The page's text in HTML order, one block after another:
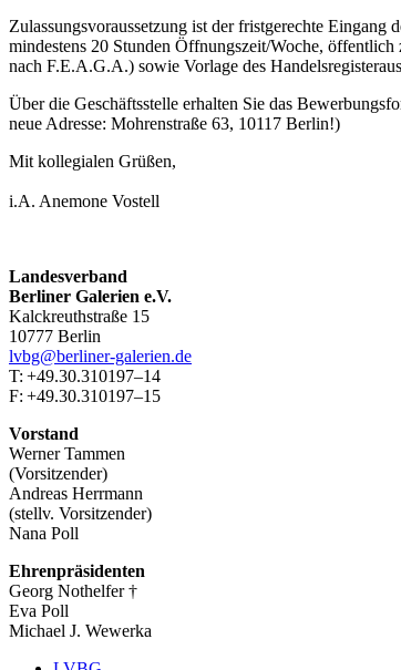
Zulassungsvoraussetzung ist der fristgerechte
mindestens 20 Stunden Öffnungszeit/Woche,
nach F.E.A.G.A.) sowie Vorlage des
Über die Geschäftsstelle erhalten Sie das
neue Adresse: Mohrenstraße 63, 10117 Berlin!)
Mit kollegialen Grüßen,
i.A. Anemone Vostell
Landesverband
Berliner Galerien e.V.
Kalckreuthstraße 15
10777 Berlin
lvbg@berliner-galerien.de
T: +49.30.310197–14
F: +49.30.310197–15
Vorstand
Werner Tammen
(Vorsitzender)
Andreas Herrmann
(stellv. Vorsitzender)
Nana Poll
Ehrenpräsidenten
Georg Nothelfer †
Eva Poll
Michael J. Wewerka